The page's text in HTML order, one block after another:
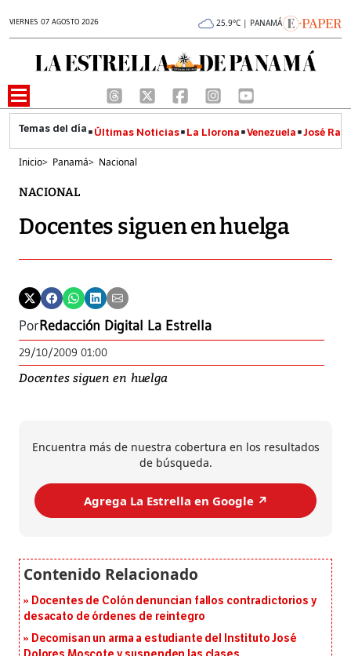
VIERNES 07 AGOSTO 2026 25.9°C | PANAMÁ
Últimas Noticias La Llorona Venezuela José
Inicio> Panamá> Nacional
NACIONAL
Docentes siguen en huelga
PorRedacción Digital La Estrella
29/10/2009 01:00
Docentes siguen en huelga
Encuentra más de nuestra cobertura en los resultados
de búsqueda.
Agrega La Estrella en Google ↗️
Docentes de Colón denuncian fallos contradictorios y
desacato de órdenes de reintegro
Decomisan un arma a estudiante del Instituto José